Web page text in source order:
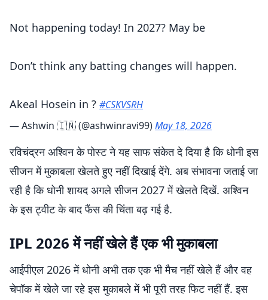
Not happening today! In 2027? May be
Don’t think any batting changes will happen.
Akeal Hosein in ? #CSKVSRH
— Ashwin 🇮🇳 (@ashwinravi99)May 18, 2026
रविचंद्रन अश्विन के पोस्ट ने यह साफ संकेत दे दिया है कि धोनी इस
सीजन में मुकाबला खेलते हुए नहीं दिखाई देंगे. अब संभावना जताई जा
रही है कि धोनी शायद अगले सीजन 2027 में खेलते दिखें. अश्विन
के इस ट्वीट के बाद फैंस की चिंता बढ़ गई है.
IPL 2026 में नहीं खेले हैं एक भी मुकाबला
आईपीएल 2026 में धोनी अभी तक एक भी मैच नहीं खेले हैं और वह
चेपॉक में खेले जा रहे इस मुकाबले में भी पूरी तरह फिट नहीं हैं. इस